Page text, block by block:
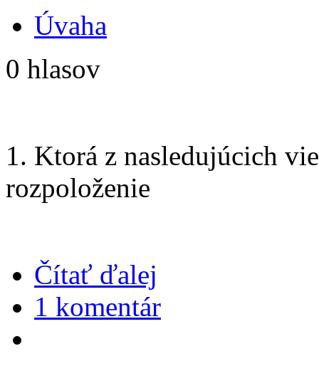
Úvaha
0 hlasov
1. Ktorá z nasledujúcich
rozpoloženie
Čítať ďalej
1 komentár